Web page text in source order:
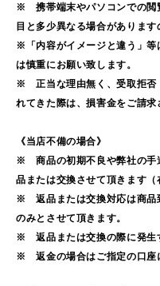
※ 携帯端末やパソコンでの閲
目と多少異なる場合があります
※「内容がイメージと違う」等
は慎重にお願い致します。
※ 正当な理由無く、受取拒否
れてきた際は、損害金をご請求
《当店不備の場合》
※ 商品の初期不良や弊社の手
品または交換させて頂きます（
※ 返品または交換対応は商品
のみとさせて頂きます。
※ 返品または交換の際に発生
※ 返金の場合はご指定の口座